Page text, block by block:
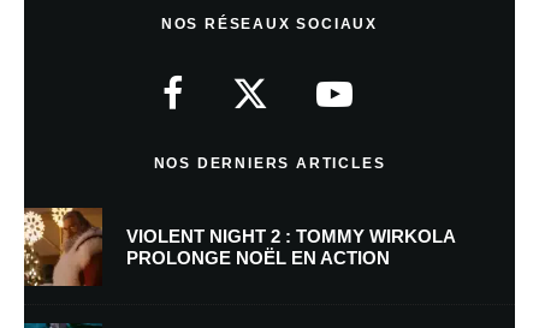
NOS RÉSEAUX SOCIAUX
NOS DERNIERS ARTICLES
VIOLENT NIGHT 2 : TOMMY WIRKOLA
PROLONGE NOËL EN ACTION